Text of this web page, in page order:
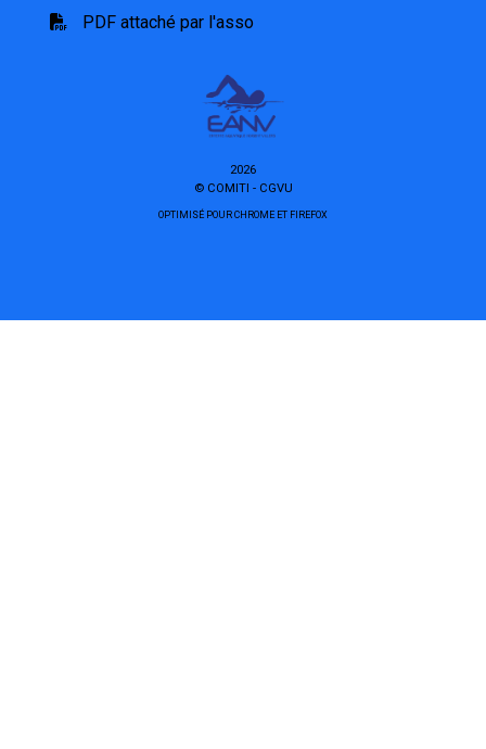
PDF attaché par l'asso
2026
© COMITI - CGVU
OPTIMISÉ POUR CHROME ET FIREFOX